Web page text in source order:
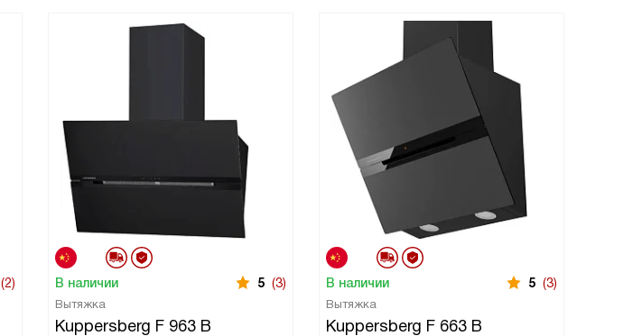
(2) В наличии 5 (3)
Вытяжка
Kuppersberg F 963 B
В наличии 5 (3)
Вытяжка
Kuppersberg F 663 B